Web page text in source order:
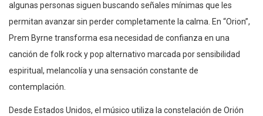
algunas personas siguen buscando señales mínimas que les
permitan avanzar sin perder completamente la calma. En “Orion”,
Prem Byrne transforma esa necesidad de confianza en una
canción de folk rock y pop alternativo marcada por sensibilidad
espiritual, melancolía y una sensación constante de
contemplación.
Desde Estados Unidos, el músico utiliza la constelación de Orión